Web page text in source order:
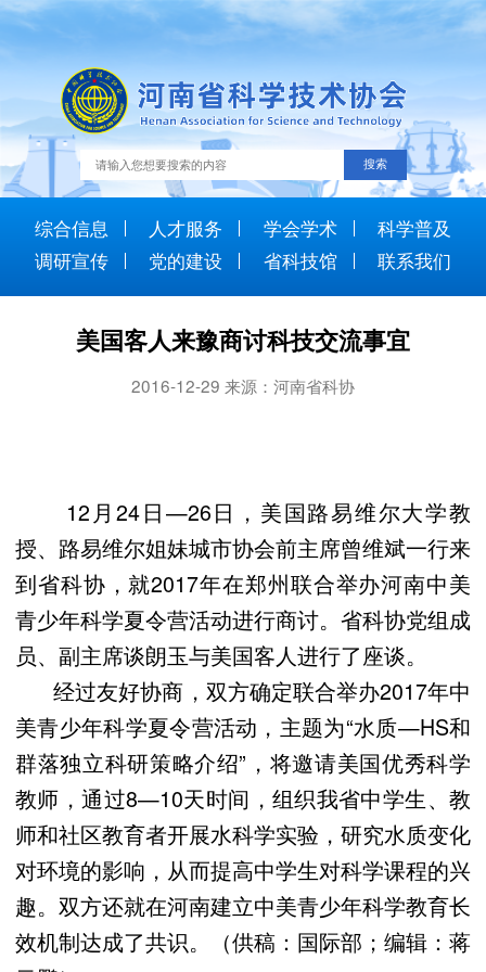
综合信息 人才服务 学会学术
科学普及
调研宣传
党的建设 省科技馆 联系我们
美国客人来豫商讨科技交流事宜
2016-12-29 来源：河南省科协
12月24日—26日，美国路易维尔大学教
授、路易维尔姐妹城市协会前主席曾维斌一行来
到省科协，就2017年在郑州联合举办河南中美
青少年科学夏令营活动进行商讨。省科协党组成
员、副主席谈朗玉与美国客人进行了座谈。
经过友好协商，双方确定联合举办2017年中
美青少年科学夏令营活动，主题为“水质—HS和
群落独立科研策略介绍”，将邀请美国优秀科学
教师，通过8—10天时间，组织我省中学生、教
师和社区教育者开展水科学实验，研究水质变化
对环境的影响，从而提高中学生对科学课程的兴
趣。双方还就在河南建立中美青少年科学教育长
效机制达成了共识。（供稿：国际部；编辑：蒋